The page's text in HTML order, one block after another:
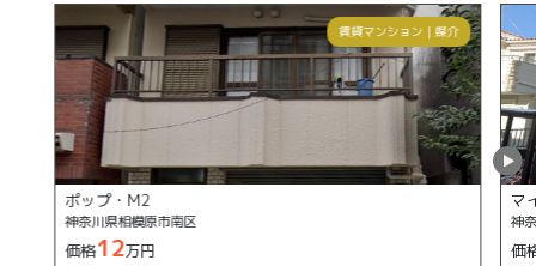
賃貸マンション ｜媒介
ポップ・M2
神奈川県相模原市南区
価格12万円
マ
神
価